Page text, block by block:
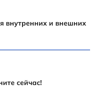
внутренних и внешних
сейчас!